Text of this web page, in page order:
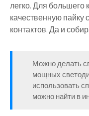
легко. Для большего
качественную пайку
контактов. Да и
Можно делать
мощных
использовать
можно найти в